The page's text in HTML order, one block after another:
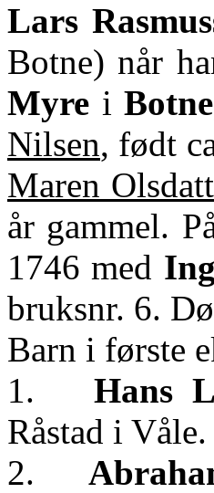
Lars
Botne) når
Myre iBotne
Nilsen, født
Maren
år gammel.
1746 med
bruksnr. 6.
Barn i første
1.
Hans
Råstad i Våle.
2.